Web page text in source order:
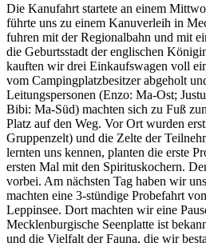
Die Kanufahrt startete an einem
führte uns zu einem Kanuverleih in
fuhren mit der Regionalbahn und mit
die Geburtsstadt der englischen
kauften wir drei Einkaufswagen voll
vom Campingplatzbesitzer abgeholt
Leitungspersonen (Enzo: Ma-Ost;
Bibi: Ma-Süd) machten sich zu Fuß
Platz auf den Weg. Vor Ort wurden
Gruppenzelt) und die Zelte der
lernten uns kennen, planten die erste
ersten Mal mit den Spirituskochern.
vorbei. Am nächsten Tag haben wir
machten eine 3-stündige Probefahrt
Leppinsee. Dort machten wir eine
Mecklenburgische Seenplatte ist
und die Vielfalt der Fauna, die wir